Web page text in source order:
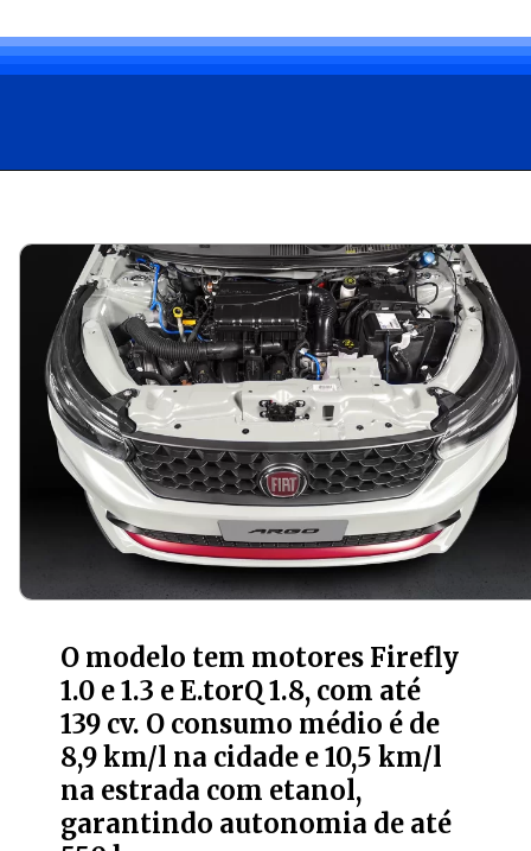
O modelo tem motores Firefly
1.0 e 1.3 e E.torQ 1.8, com até
139 cv. O consumo médio é de
8,9 km/l na cidade e 10,5 km/l
na estrada com etanol,
garantindo autonomia de até